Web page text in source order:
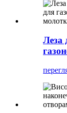
Леза